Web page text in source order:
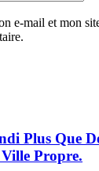
e-mail et mon
Plus Que
Propre.